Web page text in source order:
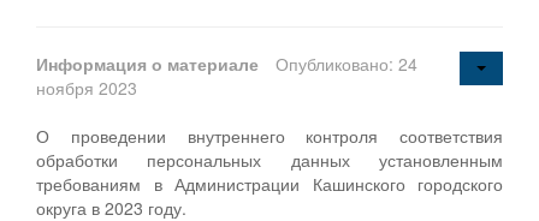
Информация о материале
Опубликовано: 24
ноября 2023
О проведении внутреннего контроля соответствия
обработки персональных данных установленным
требованиям в Администрации Кашинского городского
округа в 2023 году.